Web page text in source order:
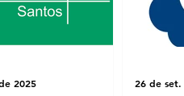
2025 26 de